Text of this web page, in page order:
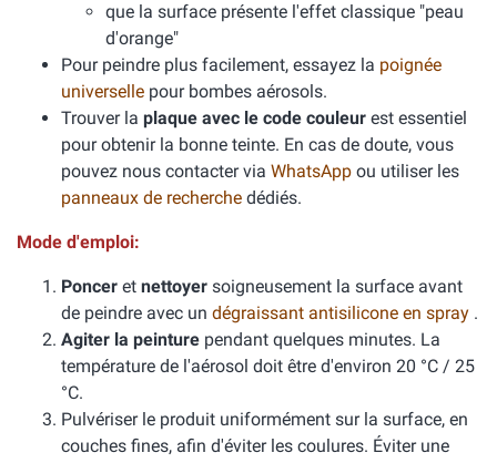
que la surface présente l'effet classique "peau
d'orange"
Pour peindre plus facilement, essayez la poignée
universelle pour bombes aérosols.
Trouver la plaque avec le code couleur est essentiel
pour obtenir la bonne teinte. En cas de doute, vous
pouvez nous contacter via WhatsApp ou utiliser les
panneaux de recherche dédiés.
Mode d'emploi:
Poncer et nettoyer soigneusement la surface avant
de peindre avec un dégraissant antisilicone en spray .
Agiter la peinture pendant quelques minutes. La
température de l'aérosol doit être d'environ 20 °C / 25
°C.
Pulvériser le produit uniformément sur la surface, en
couches fines, afin d'éviter les coulures. Éviter une